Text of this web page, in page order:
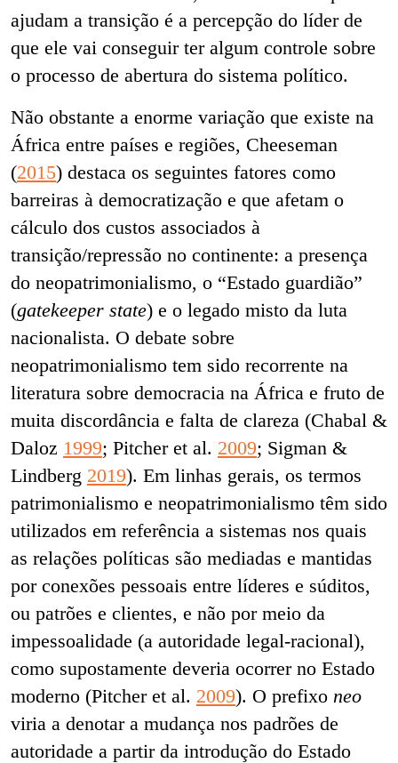
ajudam a transição é a percepção do líder de
que ele vai conseguir ter algum controle sobre
o processo de abertura do sistema político.
Não obstante a enorme variação que existe na
África entre países e regiões, Cheeseman
(2015) destaca os seguintes fatores como
barreiras à democratização e que afetam o
cálculo dos custos associados à
transição/repressão no continente: a presença
do neopatrimonialismo, o “Estado guardião”
(gatekeeper state) e o legado misto da luta
nacionalista. O debate sobre
neopatrimonialismo tem sido recorrente na
literatura sobre democracia na África e fruto de
muita discordância e falta de clareza (Chabal &
Daloz 1999; Pitcher et al. 2009; Sigman &
Lindberg 2019). Em linhas gerais, os termos
patrimonialismo e neopatrimonialismo têm sido
utilizados em referência a sistemas nos quais
as relações políticas são mediadas e mantidas
por conexões pessoais entre líderes e súditos,
ou patrões e clientes, e não por meio da
impessoalidade (a autoridade legal-racional),
como supostamente deveria ocorrer no Estado
moderno (Pitcher et al. 2009). O prefixo neo
viria a denotar a mudança nos padrões de
autoridade a partir da introdução do Estado